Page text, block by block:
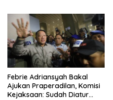
Febrie Adriansyah Bakal
Ajukan Praperadilan, Komisi
Kejaksaan: Sudah Diatur